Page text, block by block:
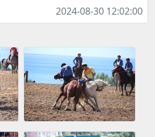
2024-08-30 12:02:00